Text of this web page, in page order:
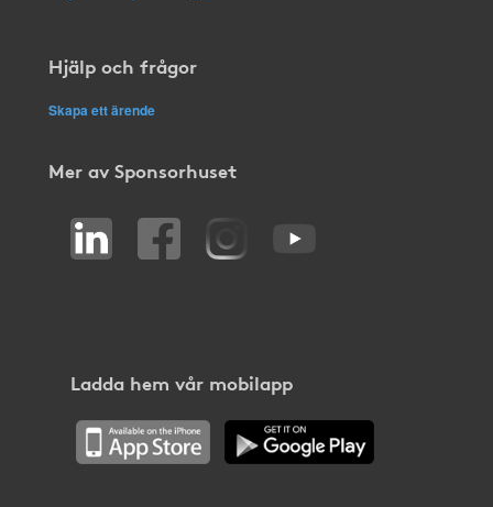
Hjälp och frågor
Skapa ett ärende
Mer av Sponsorhuset
Ladda hem vår mobilapp